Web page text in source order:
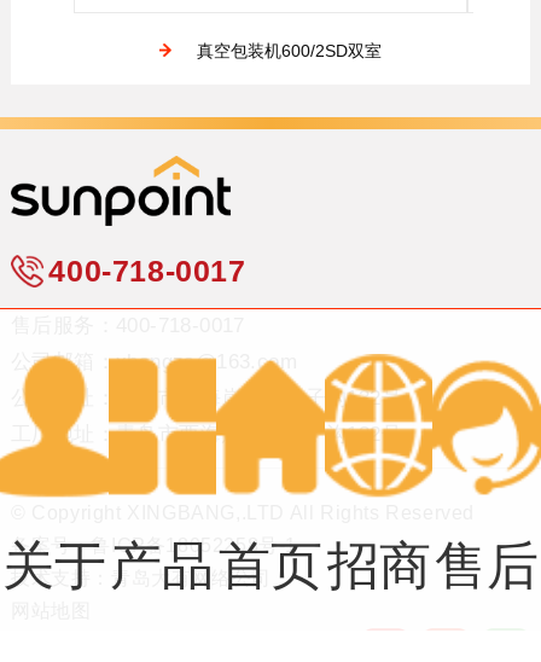
真空包装机600/2SD双室
400-718-0017
公司邮箱：xbangzs@163.com
公司地址：青岛市西海岸新区台子沟132号
工厂地址：青岛市西海岸新区台子沟132号
备案号：鲁ICP备18052258号-1
技术支持：
青岛大有网络公司
关于产品首页招商售后